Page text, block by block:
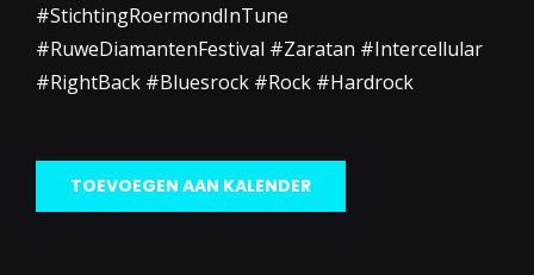
#StichtingRoermondInTune
#RuweDiamantenFestival #Zaratan #Intercellular
#RightBack #Bluesrock #Rock #Hardrock
TOEVOEGEN AAN KALENDER